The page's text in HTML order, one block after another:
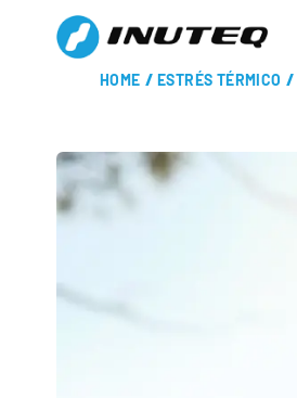
HOME / ESTRÉS TÉRMICO /